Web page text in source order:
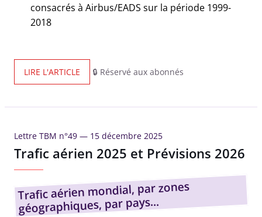
consacrés à Airbus/EADS sur la période 1999-
2018
LIRE L'ARTICLE 🔒 Réservé aux abonnés
Lettre TBM n°49 — 15 décembre 2025
Trafic aérien 2025 et Prévisions 2026
Trafic aérien mondial, par zones
géographiques, par pays...